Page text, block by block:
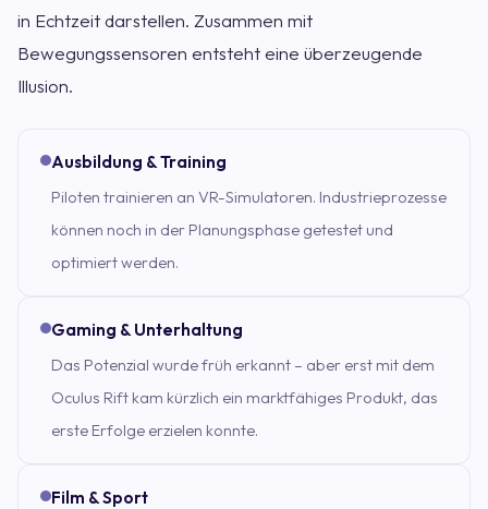
in Echtzeit darstellen. Zusammen mit
Bewegungssensoren entsteht eine überzeugende
Illusion.
Ausbildung & Training
Piloten trainieren an VR-Simulatoren. Industrieprozesse
können noch in der Planungsphase getestet und
optimiert werden.
Gaming & Unterhaltung
Das Potenzial wurde früh erkannt – aber erst mit dem
Oculus Rift kam kürzlich ein marktfähiges Produkt, das
erste Erfolge erzielen konnte.
Film & Sport